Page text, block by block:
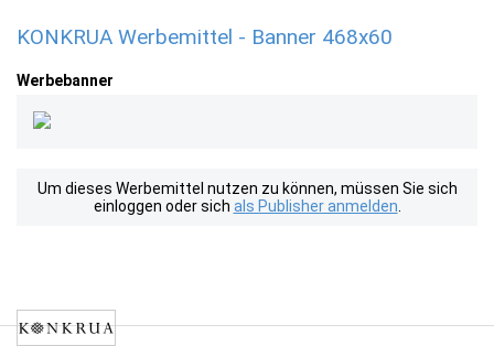
KONKRUA Werbemittel - Banner 468x60
Werbebanner
Um dieses Werbemittel nutzen zu können, müssen Sie sich
einloggen oder sich als Publisher anmelden